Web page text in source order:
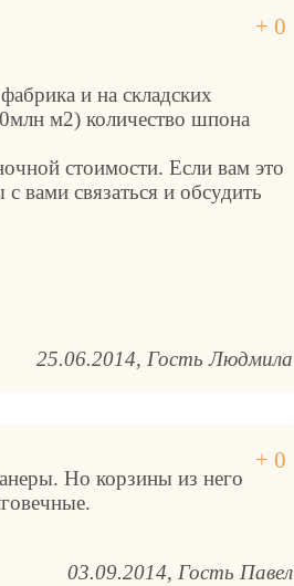
и на складских
м2) количество шпона
стоимости. Если вам это
вами связаться и обсудить
25.06.2014 Гость Людмила
Но корзины из него
03.09.2014 Гость Павел